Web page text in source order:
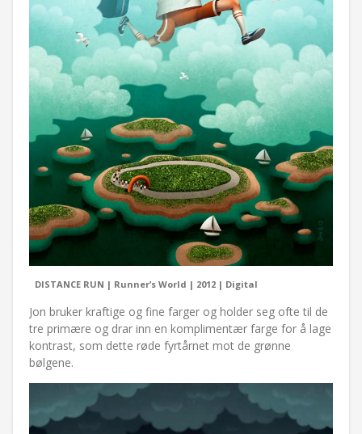
DISTANCE RUN | Runner’s World | 2012 | Digital
Jon bruker kraftige og fine farger og holder seg ofte til de
tre primære og drar inn en komplimentær farge for å lage
kontrast, som dette røde fyrtårnet mot de grønne
bølgene.